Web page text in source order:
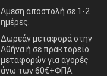
Αμεση αποστολή σε 1-2
ημέρες.
Δωρεάν μεταφορά στην
Αθήνα ή σε πρακτορείο
μεταφορών για αγορές
άνω των 60€+ΦΠΑ.